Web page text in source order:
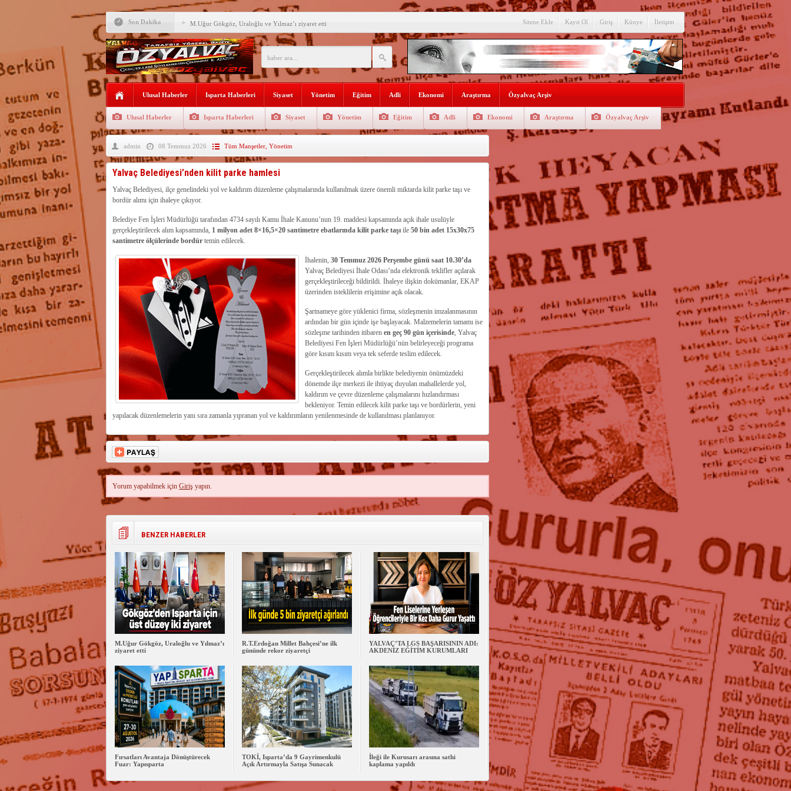
Son Dakika M.Uğur Gökgöz, Uraloğlu ve Yılmaz’ı ziyaret etti
R.T.Erdoğan Millet Bahçesi’ne ilk gününde rekor ziyaretçi
YALVAÇ’TA LGS BAŞARISININ ADI: AKDENİZ
EĞİTİM KURUMLARI
Fırsatları Avantaja Dönüştürecek Fuar: Yapısparta
TOKİ, Isparta’da 9 Gayrimenkulü Açık Artırmayla Satışa
Sunacak
Okullara TYP ile 30 bin güvenlik görevlisi
Yalvaç’ta LGS Başarısı Yükselişini Sürdürüyor
Uyaroğlu’nun konukları Özel, Tüfekçi ve Bayar
açıklama
Sitene Ekle Kayıt Ol Giriş Künye İletişim
Ulusal Haberler Isparta Haberleri Siyaset Yönetim Eğitim Adli Ekonomi Araştırma Özyalvaç Arşiv
Ulusal Haberler Isparta Haberleri Siyaset Yönetim Eğitim Adli Ekonomi Araştırma Özyalvaç Arşiv
admin 08 Temmuz 2026 Tüm Manşetler, Yönetim
Yalvaç Belediyesi’nden kilit parke hamlesi
Yalvaç Belediyesi, ilçe genelindeki yol ve kaldırım düzenleme çalışmalarında kullanılmak üzere önemli miktarda kilit parke taşı ve
bordür alımı için ihaleye çıkıyor.
Belediye Fen İşleri Müdürlüğü tarafından 4734 sayılı Kamu İhale Kanunu’nun 19. maddesi kapsamında açık ihale usulüyle
gerçekleştirilecek alım kapsamında, 1 milyon adet 8×16,5×20 santimetre ebatlarında kilit parke taşıile 50 bin adet 15x30x75
santimetre ölçülerinde bordürtemin edilecek.
İhalenin, 30 Temmuz 2026 Perşembe günü saat 10.30’da
Yalvaç Belediyesi İhale Odası’nda elektronik teklifler açılarak
gerçekleştirileceği bildirildi. İhaleye ilişkin dokümanlar, EKAP
üzerinden isteklilerin erişimine açık olacak.
Şartnameye göre yüklenici firma, sözleşmenin imzalanmasının
ardından bir gün içinde işe başlayacak. Malzemelerin tamamı ise
sözleşme tarihinden itibaren en geç 90 gün içerisinde, Yalvaç
Belediyesi Fen İşleri Müdürlüğü’nün belirleyeceği programa
göre kısım kısım veya tek seferde teslim edilecek.
Gerçekleştirilecek alımla birlikte belediyenin önümüzdeki
dönemde ilçe merkezi ile ihtiyaç duyulan mahallelerde yol,
kaldırım ve çevre düzenleme çalışmalarını hızlandırması
bekleniyor. Temin edilecek kilit parke taşı ve bordürlerin, yeni
yapılacak düzenlemelerin yanı sıra zamanla yıpranan yol ve kaldırımların yenilenmesinde de kullanılması planlanıyor.
Yorum yapabilmek içinGiriş yapın.
BENZER HABERLER
M.Uğur Gökgöz, Uraloğlu ve Yılmaz’ı
ziyaret etti
R.T.Erdoğan Millet Bahçesi’ne ilk
gününde rekor ziyaretçi
YALVAÇ’TA LGS BAŞARISININ ADI:
AKDENİZ EĞİTİM KURUMLARI
Fırsatları Avantaja Dönüştürecek
Fuar: Yapısparta
TOKİ, Isparta’da 9 Gayrimenkulü
Açık Artırmayla Satışa Sunacak
İleği ile Kurusarı arasına sathi
kaplama yapıldı